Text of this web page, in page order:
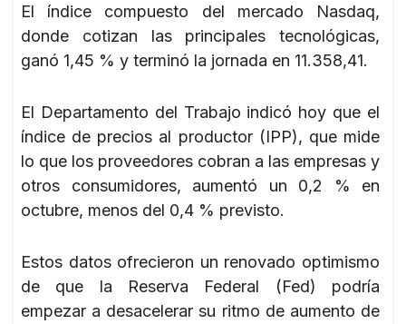
El índice compuesto del mercado Nasdaq,
donde cotizan las principales tecnológicas,
ganó 1,45 % y terminó la jornada en 11.358,41.
El Departamento del Trabajo indicó hoy que el
índice de precios al productor (IPP), que mide
lo que los proveedores cobran a las empresas y
otros consumidores, aumentó un 0,2 % en
octubre, menos del 0,4 % previsto.
Estos datos ofrecieron un renovado optimismo
de que la Reserva Federal (Fed) podría
empezar a desacelerar su ritmo de aumento de